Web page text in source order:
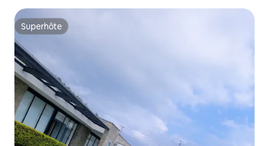
Superhôte
Superhôte